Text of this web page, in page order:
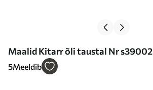
Maalid Kitarr õli taustal Nr s39002
5Meeldib